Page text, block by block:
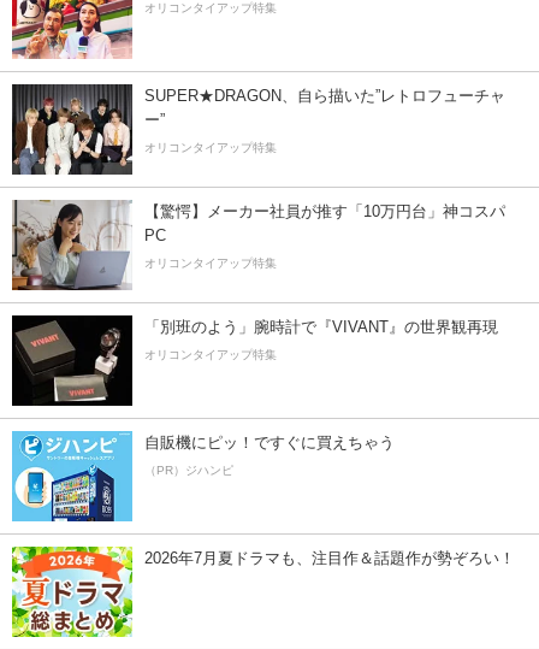
オリコンタイアップ特集
SUPER★DRAGON、自ら描いた”レトロフューチャ
ー”
オリコンタイアップ特集
【驚愕】メーカー社員が推す「10万円台」神コスパ
PC
オリコンタイアップ特集
「別班のよう」腕時計で『VIVANT』の世界観再現
オリコンタイアップ特集
自販機にピッ！ですぐに買えちゃう
（PR）ジハンピ
2026年7月夏ドラマも、注目作＆話題作が勢ぞろい！